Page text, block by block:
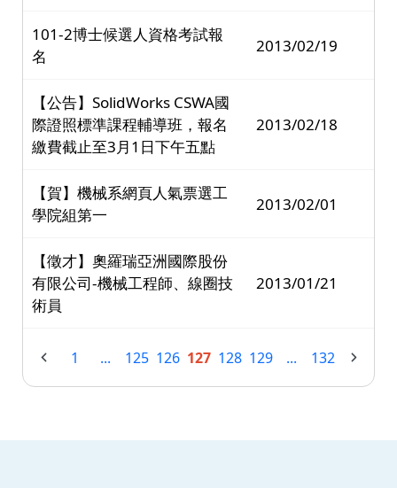
101-2博士候選人資格考試報
名
2013/02/19
【公告】SolidWorks CSWA國
際證照標準課程輔導班，報名
繳費截止至3月1日下午五點
2013/02/18
【賀】機械系網頁人氣票選工
學院組第一
2013/02/01
【徵才】奧羅瑞亞洲國際股份
有限公司-機械工程師、線圈技
術員
2013/01/21
1 ... 125 126 127 128 129 ... 132